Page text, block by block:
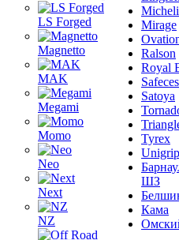
LS Forged
Magnetto
MAK
Megami
Momo
Neo
Next
NZ
Mirage
Ralson
Royal
Satoya
Tyrex
Unigrip
ШЗ
Кама